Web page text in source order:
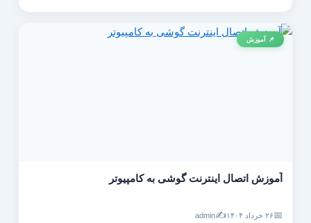
📌 آموزش
آموزش اتصال اینترنت گوشی به کامپیوتر
۲۶ خرداد ۱۴۰۴ ✍️
admin